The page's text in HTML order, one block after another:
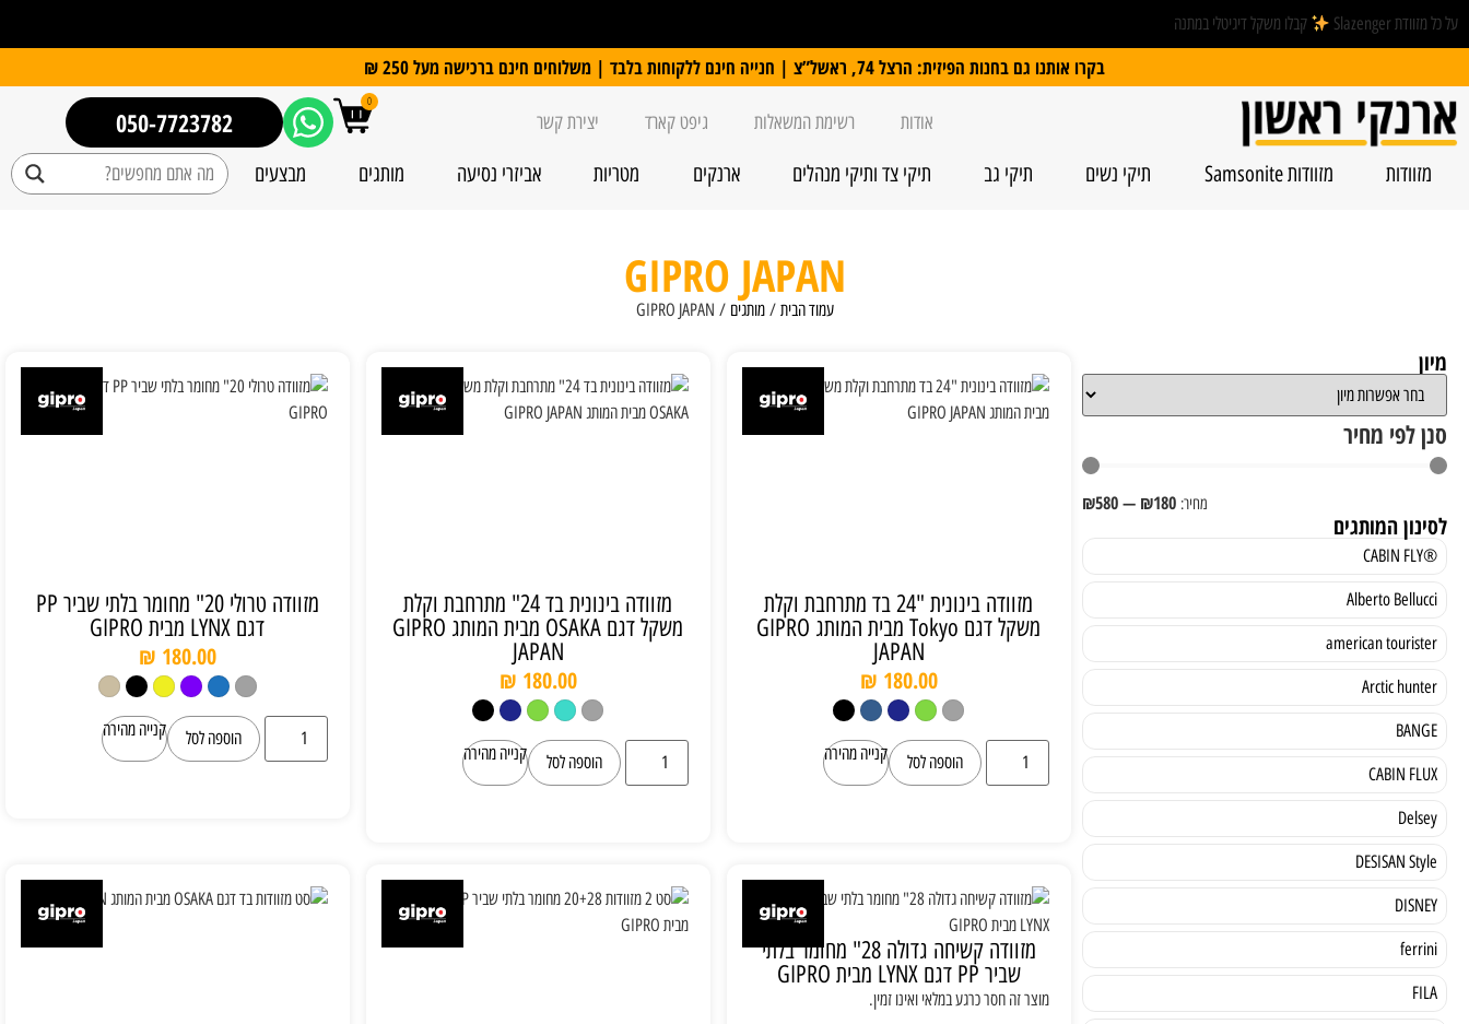
על כל מזוודת Slazenger קבלו משקל דיגיטלי במתנה
בקרו אותנו גם בחנות הפיזית: הרצל 74, ראשל”צ | חנייה חינם ללקוחות בלבד | משלוחים חינם ברכישה מעל 250 ₪
אודות רשימת המשאלות גיפט קארד יצירת קשר
0
050-7723782
מזוודות מזוודות Samsonite תיקי נשים תיקי גב תיקי צד ותיקי מנהלים ארנקים מטריות אביזרי נסיעה מותגים מבצעים
GIPRO JAPAN
עמוד הבית /מותגים / GIPRO JAPAN
מיון
סנן לפי מחיר
₪180
—
₪580
לסינון המותגים
®CABIN FLY
Alberto Bellucci
american tourister
Arctic hunter
BANGE
CABIN FLUX
Delsey
DESISAN Style
DISNEY
ferrini
FILA
מזוודה בינונית "24 בד מתרחבת וקלת
משקל דגם Tokyo מבית המותג GIPRO
JAPAN
₪ 180.00
הוספה לסל קנייה מהירה
מזוודה בינונית בד 24" מתרחבת וקלת
משקל דגם OSAKA מבית המותג GIPRO
JAPAN
₪ 180.00
הוספה לסל קנייה מהירה
מזוודה טרולי 20" מחומר בלתי שביר PP
דגם LYNX מבית GIPRO
₪ 180.00
הוספה לסל קנייה מהירה
מזוודה קשיחה גדולה 28" מחומר בלתי
שביר PP דגם LYNX מבית GIPRO
מוצר זה חסר כרגע במלאי ואינו זמין.